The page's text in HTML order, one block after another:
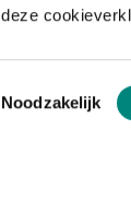
deze
Noodzakelijk